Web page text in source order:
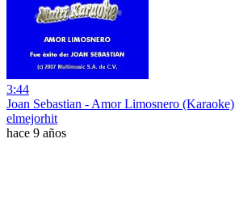
3:44
Joan Sebastian - Amor Limosnero (Karaoke)
elmejorhit
hace 9 años